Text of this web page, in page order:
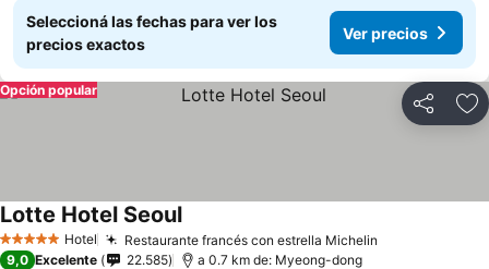
Seleccioná las fechas para ver los
precios exactos
Ver precios
Compartir
Opción popular
5 Estrellas Hotel Restaurante francés con estrella Michelin
Lotte Hotel Seoul
9,0 Excelente 22.585 a 0.7 km de: Myeong-dong